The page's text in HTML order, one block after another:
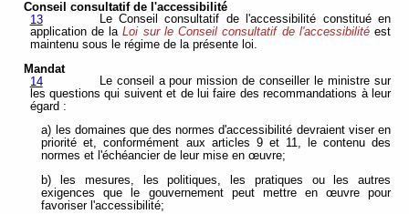
Conseil consultatif de l'accessibilité
13
Le Conseil consultatif de l'accessibilité constitué en
application de laLoi sur le Conseil consultatif de l'accessibilitéest
maintenu sous le régime de la présente loi.
Mandat
14
Le conseil a pour mission de conseiller le ministre sur
les questions qui suivent et de lui faire des recommandations à leur
égard :
a) les domaines que des normes d'accessibilité devraient viser en
priorité et, conformément aux articles 9 et 11, le contenu des
normes et l'échéancier de leur mise en œuvre;
b) les mesures, les politiques, les pratiques ou les autres
exigences que le gouvernement peut mettre en œuvre pour
favoriser l'accessibilité;